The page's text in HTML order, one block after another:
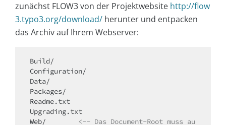
zunächst FLOW3 von der Projektwebsite http://flow
3.typo3.org/download/ herunter und entpacken
das Archiv auf Ihrem Webserver:
Build/
Configuration/
Data/
Packages/
Readme.txt
Upgrading.txt
Web/ <-- Das Document-Root muss au